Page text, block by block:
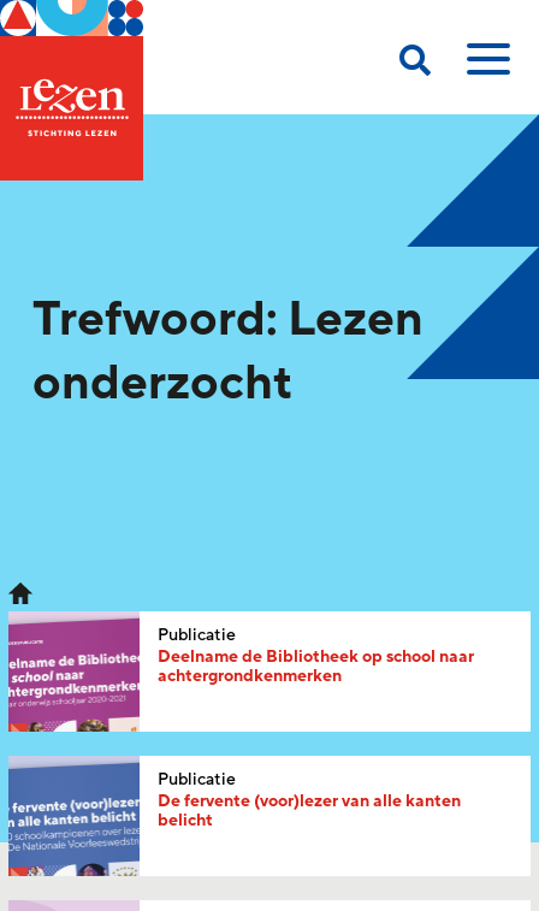
Trefwoord: Lezen
onderzocht
Publicatie
Deelname de Bibliotheek op school naar
achtergrondkenmerken
Publicatie
De fervente (voor)lezer van alle kanten
belicht